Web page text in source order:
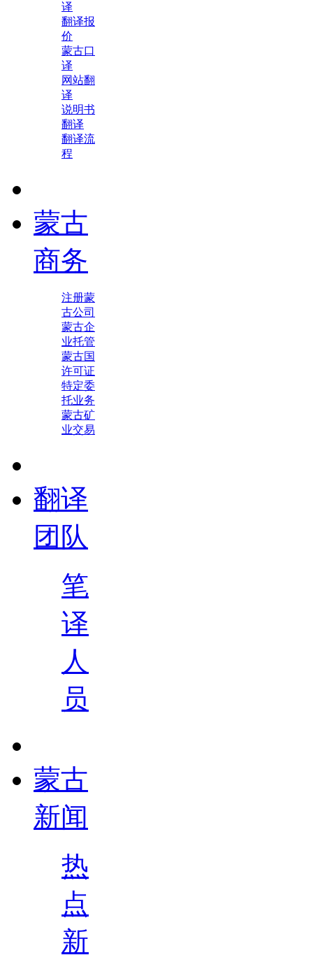
译
翻译报
价
蒙古口
译
网站翻
译
说明书
翻译
翻译流
程
蒙古
商务
注册蒙
古公司
蒙古企
业托管
蒙古国
许可证
特定委
托业务
蒙古矿
业交易
翻译
团队
笔
译
人
员
蒙古
新闻
热
点
新